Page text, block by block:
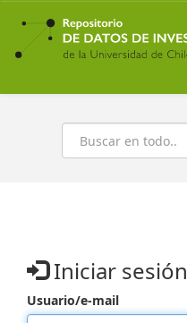
Ir
contenido
principal
Buscar
Iniciar sesión
Usuario/e-mail